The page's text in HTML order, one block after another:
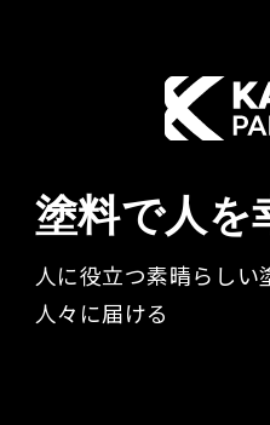
塗料で人を
人に役立つ素晴らし
人々に届ける​